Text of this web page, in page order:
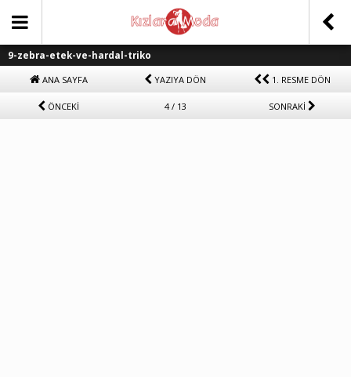
9-zebra-etek-ve-hardal-triko
ANA SAYFA YAZIYA DÖN 1. RESME DÖN
ÖNCEKİ 4 / 13 SONRAKİ